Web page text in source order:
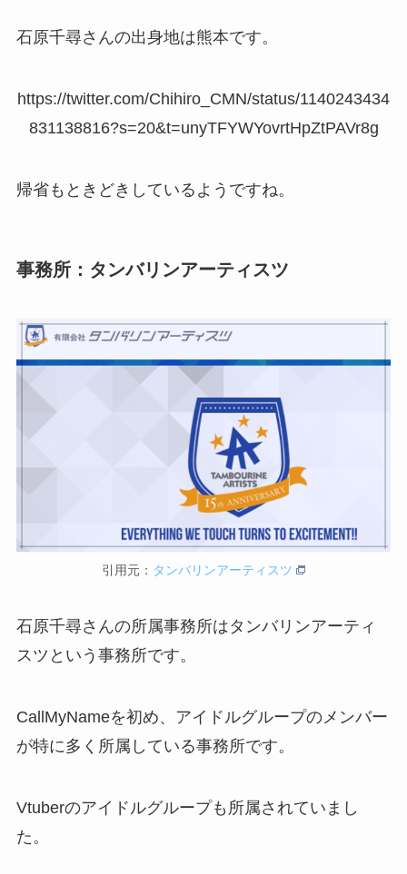
石原千尋さんの出身地は熊本です。
https://twitter.com/Chihiro_CMN/status/1140243434
831138816?s=20&t=unyTFYWYovrtHpZtPAVr8g
帰省もときどきしているようですね。
事務所：タンバリンアーティスツ
引用元： タンバリンアーティスツ
石原千尋さんの所属事務所はタンバリンアーティ
スツという事務所です。
CallMyNameを初め、アイドルグループのメンバー
が特に多く所属している事務所です。
Vtuberのアイドルグループも所属されていまし
た。